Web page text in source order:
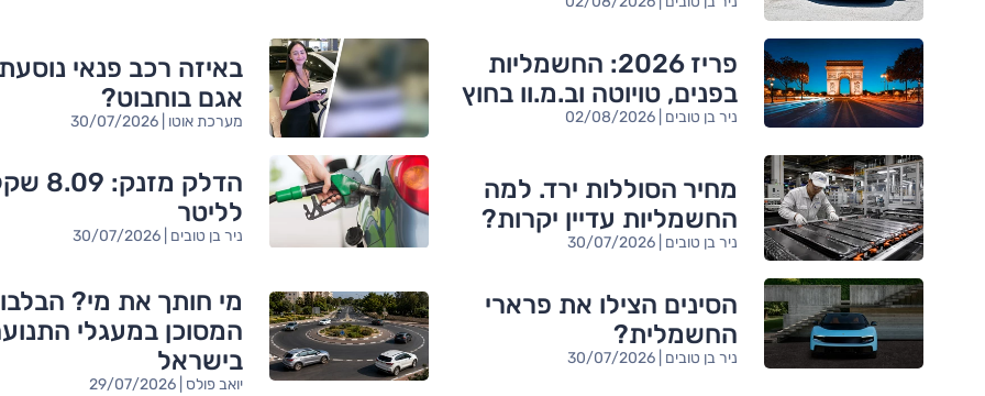
פריז 2026: החשמליות
בפנים, טויוטה וב.מ.וו בחוץ
ניר בן טובים | 02/08/2026
באיזה רכב פנאי נוסעת
אגם בוחבוט?
מערכת אוטו | 30/07/2026
מחיר הסוללות ירד. למה
החשמליות עדיין יקרות?
ניר בן טובים | 30/07/2026
הדלק
לליטר
ניר בן טובים | 30/07/2026
הסינים הצילו את פרארי
החשמלית?
ניר בן טובים | 30/07/2026
מי חותך את מי?
המסוכן במעגלי
בישראל
יואב פולס | 29/07/2026